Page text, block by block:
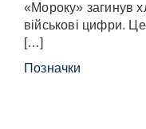
«Мороку» загинув
військові цифри.
[…]
Позначки